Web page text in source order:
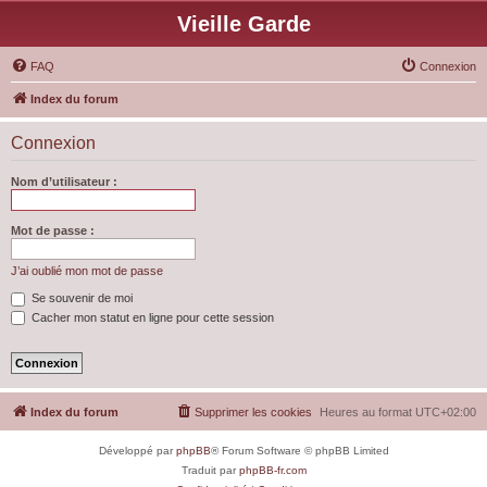
Vieille Garde
FAQ Connexion
Index du forum
Connexion
Nom d’utilisateur :
Mot de passe :
J’ai oublié mon mot de passe
Se souvenir de moi
Cacher mon statut en ligne pour cette session
Index du forum Heures au format UTC+02:00
Supprimer les cookies
Développé parphpBB® Forum Software © phpBB Limited
Traduit parphpBB-fr.com